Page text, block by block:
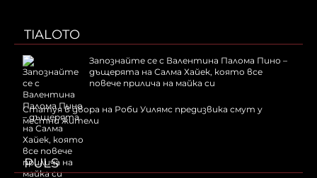
TIALOTO
Запознайте се с Валентина Палома Пино –
дъщерята на Салма Хайек, която все
повече прилича на майка си
Статуя в двора на Роби Уилямс предизвика смут у
местни жители
PULS